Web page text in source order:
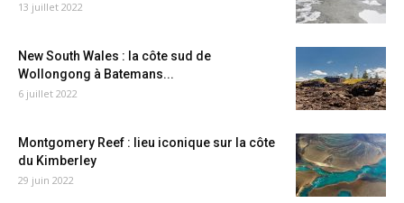
13 juillet 2022
New South Wales : la côte sud de
Wollongong à Batemans...
6 juillet 2022
Montgomery Reef : lieu iconique sur la côte
du Kimberley
29 juin 2022